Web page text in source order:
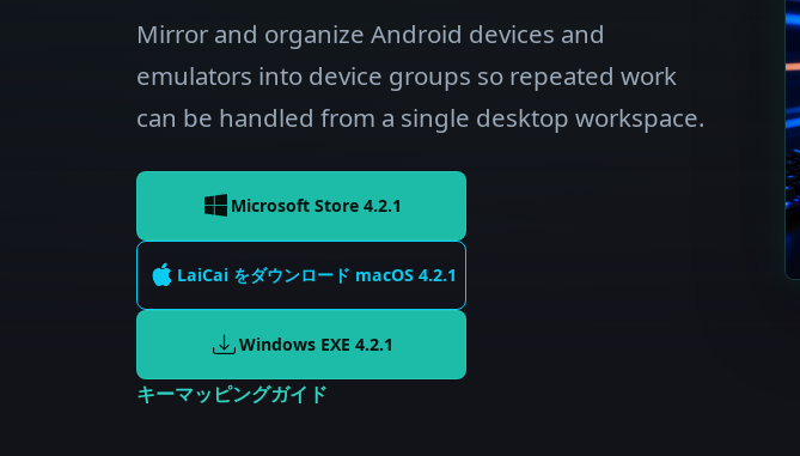
Mirror and organize Android devices and
emulators into device groups so repeated work
can be handled from a single desktop workspace.
Microsoft Store 4.2.1
LaiCai をダウンロード macOS 4.2.1
Windows EXE4.2.1
キーマッピングガイド